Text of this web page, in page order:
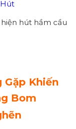
hút hầm cầu
Gặp Khiến
Bom